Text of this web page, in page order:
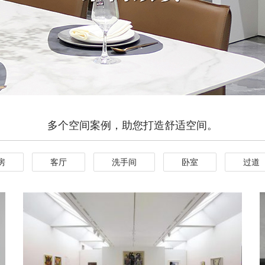
多个空间案例，助您打造舒适空间。
客厅 洗手间 卧室 过道